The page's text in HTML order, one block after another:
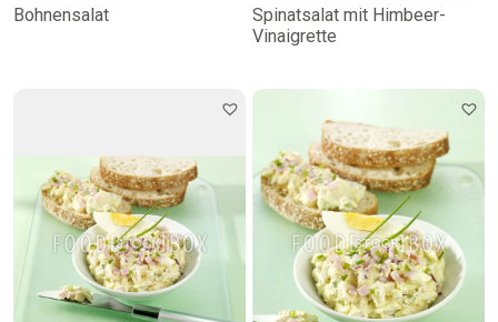
Bohnensalat
Spinatsalat mit Himbeer-
Vinaigrette